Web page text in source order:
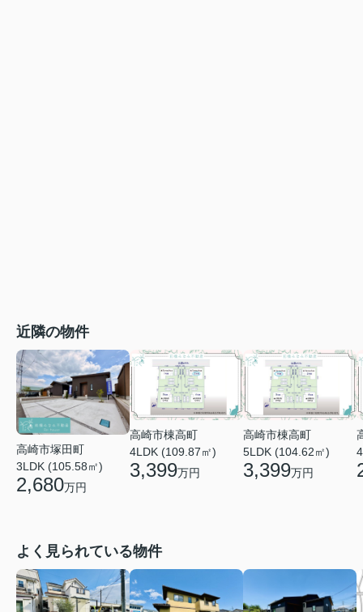
近隣の物件
高崎市塚田町
3LDK (105.58㎡)
2,680万円
高崎市棟高町
4LDK (109.87㎡)
3,399万円
高崎市棟高町
5LDK (104.62㎡)
3,399万円
よく見られている物件